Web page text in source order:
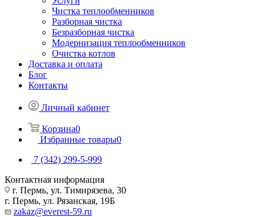
Чистка теплообменников
Разборная чистка
Безразборная чистка
Модернизация теплообменников
Очистка котлов
Доставка и оплата
Блог
Контакты
Личный кабинет
Корзина0
Избранные товары0
7 (342) 299-5-999
Контактная информация
г. Пермь, ул. Тимирязева, 30
г. Пермь, ул. Рязанская, 19Б
zakaz@everest-59.ru